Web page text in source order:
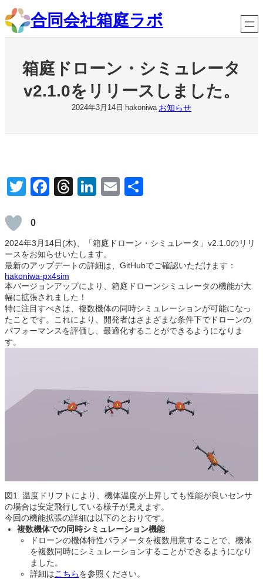
内
容
を
合同会社箱庭ラボ
箱庭ドローン・シミュレータ
v2.1.0をリリースしました。
2024年3月14日 hakoniwa お知らせ
T
tt
er
F
e
b
o
o
k
T
a
d
s
Li
e
dI
n
E
0
2024年3月14日(木)、「箱庭ドローン・シミュレータ」v2.1.0のリリ
ースをお知らせいたします。
最新のアップデートの詳細は、GitHubでご確認いただけます：
hakoniwa-px4sim
本バージョンアップにより、箱庭ドローンシミュレータの機能が大
幅に拡張されました！
特に注目すべきは、複数機体の同時シミュレーションが可能になっ
たことです。これにより、開発者はさまざまな条件下でドローンの
パフォーマンスを評価し、最適化することができるようになりま
す。
図1. 温度ドリフトにより、機体温度が上昇しても性能が良いセンサ
の場合は安定飛行している様子が見えます。
今回の機能拡張の詳細は以下のとおりです。
複数機体での同時シミュレーション機能
ドローンの機体特性パラメータを複数用意することで、機体
を複数同時にシミュレーションすることができるようになり
ました。
詳細はこちらを参照ください。